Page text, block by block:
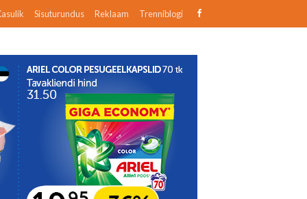
Sisuturundus Reklaam Trenniblogi